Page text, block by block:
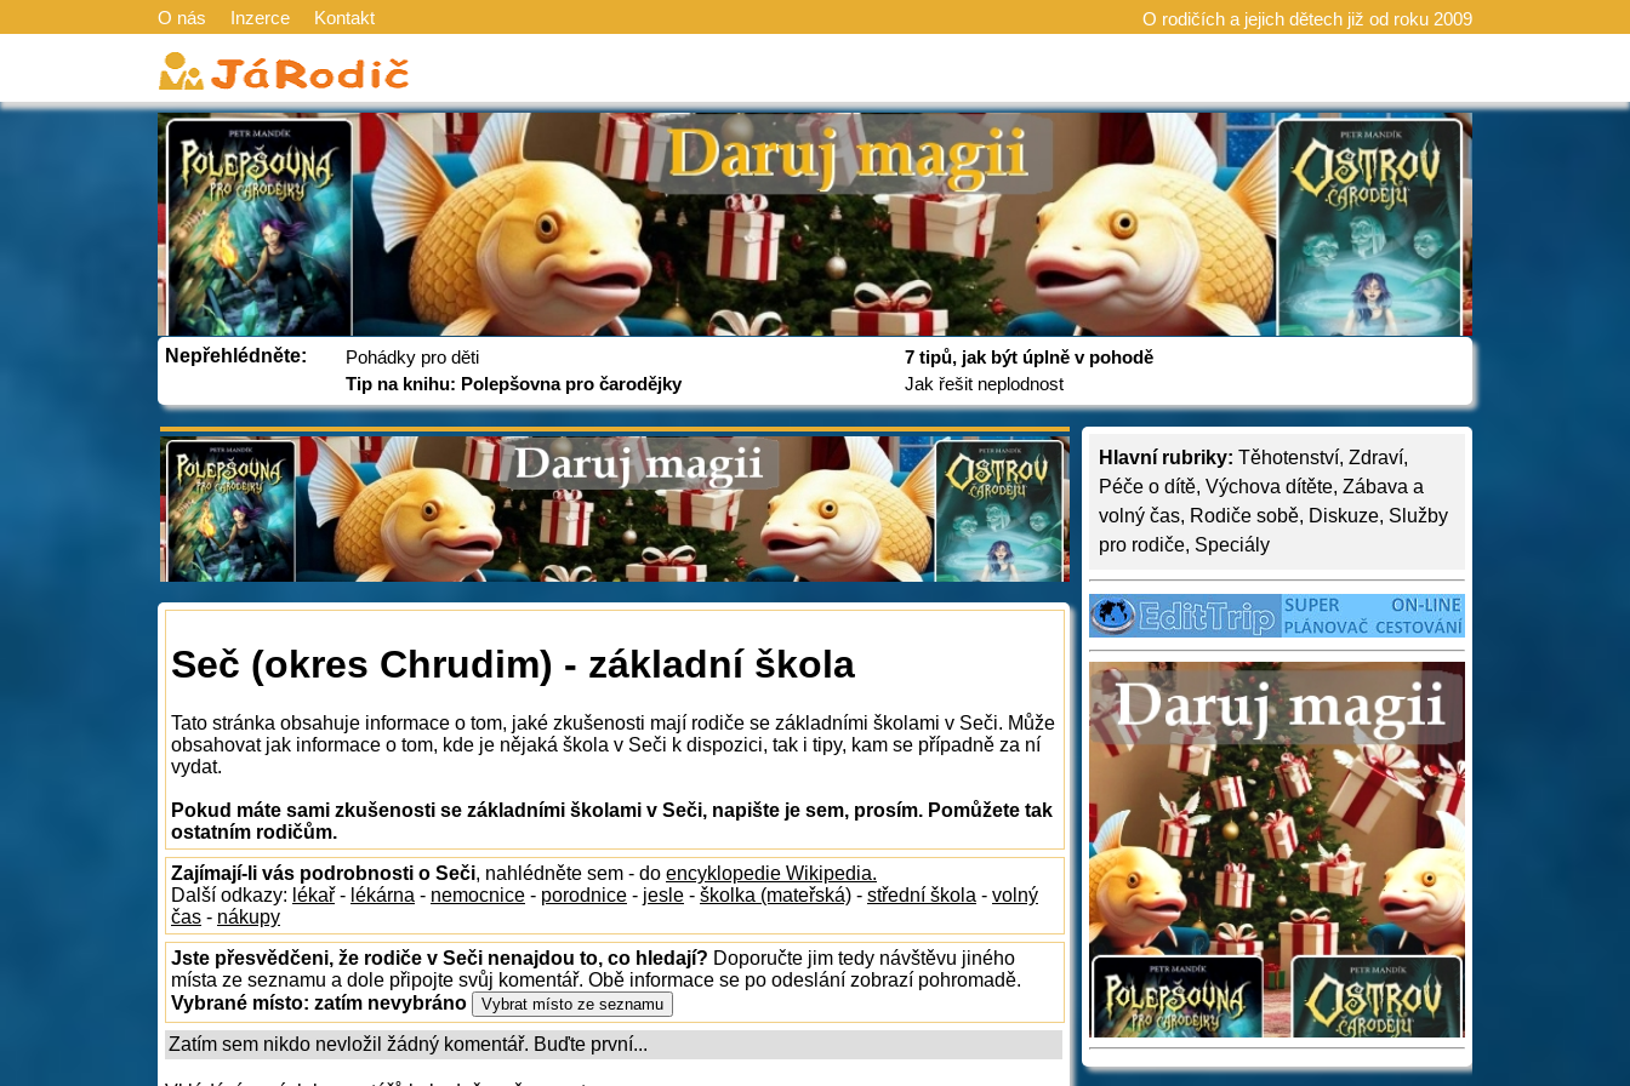
O nás Inzerce Kontakt O rodičích a jejich dětech již od roku 2009
Nepřehlédněte:
Pohádky pro děti
Tip na knihu: Polepšovna pro čarodějky
7 tipů, jak být úplně v pohodě
Jak řešit neplodnost
Hlavní rubriky: Těhotenství, Zdraví,
Péče o dítě, Výchova dítěte, Zábava a
volný čas, Rodiče sobě, Diskuze, Služby
pro rodiče, Speciály
Seč (okres Chrudim) - základní škola
Tato stránka obsahuje informace o tom, jaké zkušenosti mají rodiče se základními školami v Seči. Může
obsahovat jak informace o tom, kde je nějaká škola v Seči k dispozici, tak i tipy, kam se případně za ní
vydat.
Pokud máte sami zkušenosti se základními školami v Seči, napište je sem, prosím. Pomůžete tak
ostatním rodičům.
Zajímají-li vás podrobnosti o Seči, nahlédněte sem - do encyklopedie Wikipedia.
Další odkazy: lékař - lékárna - nemocnice - porodnice - jesle - školka (mateřská) - střední škola - volný
čas - nákupy
Jste přesvědčeni, že rodiče v Seči nenajdou to, co hledají? Doporučte jim tedy návštěvu jiného
místa ze seznamu a dole připojte svůj komentář. Obě informace se po odeslání zobrazí pohromadě.
Vybrané místo: zatím nevybráno
Zatím sem nikdo nevložil žádný komentář. Buďte první...